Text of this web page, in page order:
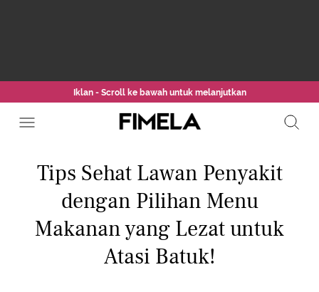
Iklan - Scroll ke bawah untuk melanjutkan
Tips Sehat Lawan Penyakit
dengan Pilihan Menu
Makanan yang Lezat untuk
Atasi Batuk!